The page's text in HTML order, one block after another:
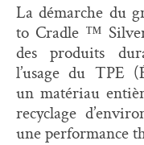
La démarche du
to Cradle ™
des produits
l’usage du TPE
un matériau
recyclage
une performance